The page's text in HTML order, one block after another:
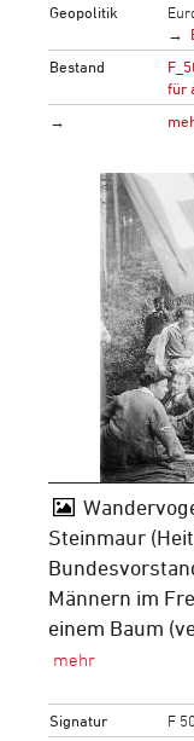
Geopolitik
Bestand
für
→
Steinmaur
Männern im
einem Baum
Signatur
F